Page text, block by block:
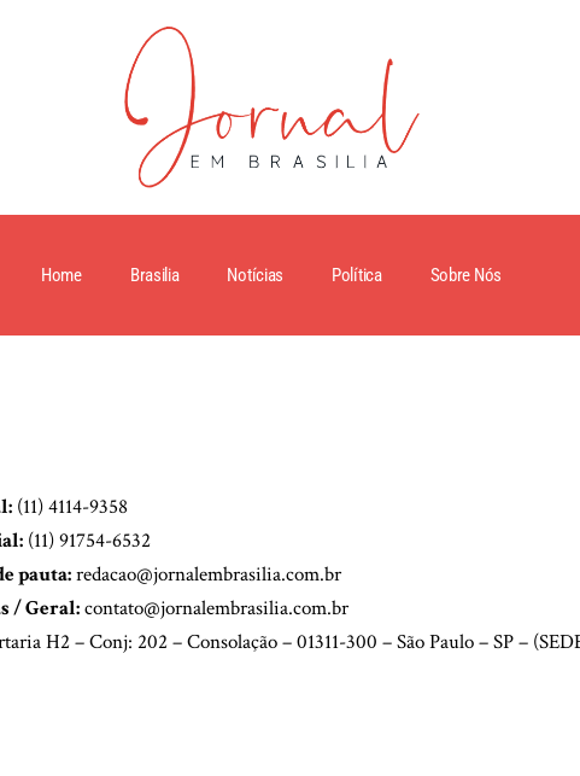
Home Brasilia Notícias Política Sobre Nós
(11) 4114-9358
(11) 91754-6532
pauta:redacao@jornalembrasilia.com.br
/ Geral:contato@jornalembrasilia.com.br
H2 – Conj: 202 – Consolação – 01311-300 – São Paulo – SP –